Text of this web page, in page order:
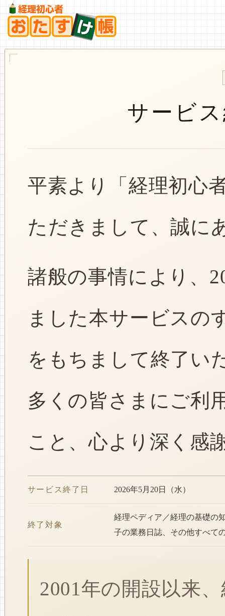
サービ
平素より「経理初心
ただきまして、誠に
諸般の事情により、
ました本サービスの
をもちまして終了い
多くの皆さまにご利
こと、心より深く感
サービス終了日 2026年5月20日（水）
終了対象
経理ペディア／経理の基礎の
子の業務日誌、その他すべて
2001年の開設以来